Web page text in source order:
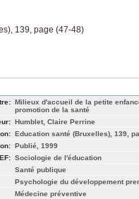
139, page (47-48)
Milieux d'accueil de la petite
promotion de la santé
Humblet, Claire Perrine
Education santé (Bruxelles), 139,
Publié, 1999
Sociologie de l'éducation
Santé publique
Psychologie du développement
Médecine préventive